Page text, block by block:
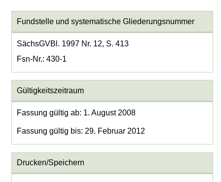
Fundstelle und systematische Gliederungsnummer
SächsGVBl. 1997 Nr. 12, S. 413
Fsn-Nr.: 430-1
Gültigkeitszeitraum
Fassung gültig ab: 1. August 2008
Fassung gültig bis: 29. Februar 2012
Drucken/Speichern